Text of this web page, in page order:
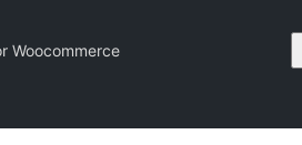
Woocommerce